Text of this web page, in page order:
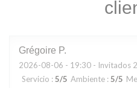
Grégoire P
2026-08-06 - 19:30 - Invitados 2
Servicio : 5/5 Ambiente : 5/5